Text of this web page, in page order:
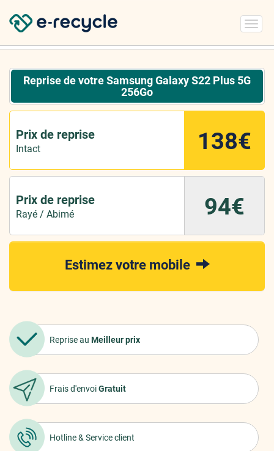
Reprise de votre Samsung Galaxy S22 Plus 5G
256Go
Prix de reprise
Intact 138€
Prix de reprise
Rayé / Abimé 94€
Estimez votre mobile
Reprise au Meilleur prix
Frais d'envoiGratuit
Hotline & Service client